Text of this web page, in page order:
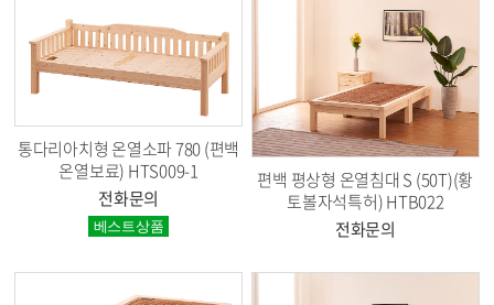
통다리아치형 온열소파 780 (편백
온열보료) HTS009-1
전화문의
베스트상품
편백 평상형 온열침대 S (50T)(황
토볼자석특허) HTB022
전화문의